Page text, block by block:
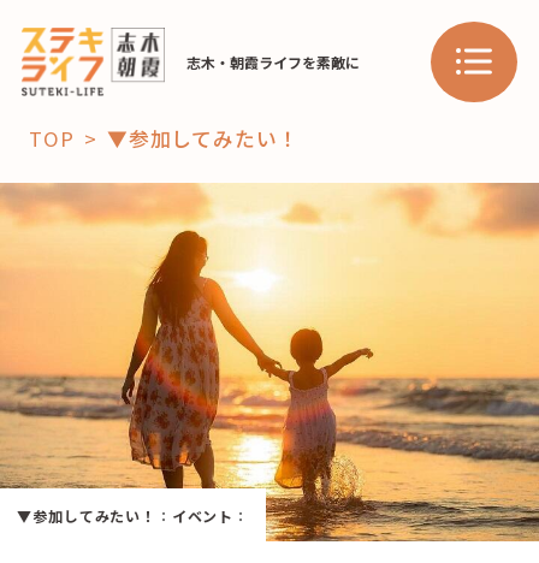
志木・朝霞ライフを素敵に
「コト」
子育て
暮らし
おすすめ
スポット
「場」
HAREL HAREL
活用事例
TOP ▼参加してみたい！
▼参加してみたい！ ： イベント ：